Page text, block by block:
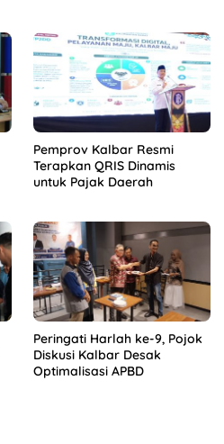
Pemprov Kalbar Resmi
Terapkan QRIS Dinamis
untuk Pajak Daerah
Peringati Harlah ke-9, Pojok
Diskusi Kalbar Desak
Optimalisasi APBD